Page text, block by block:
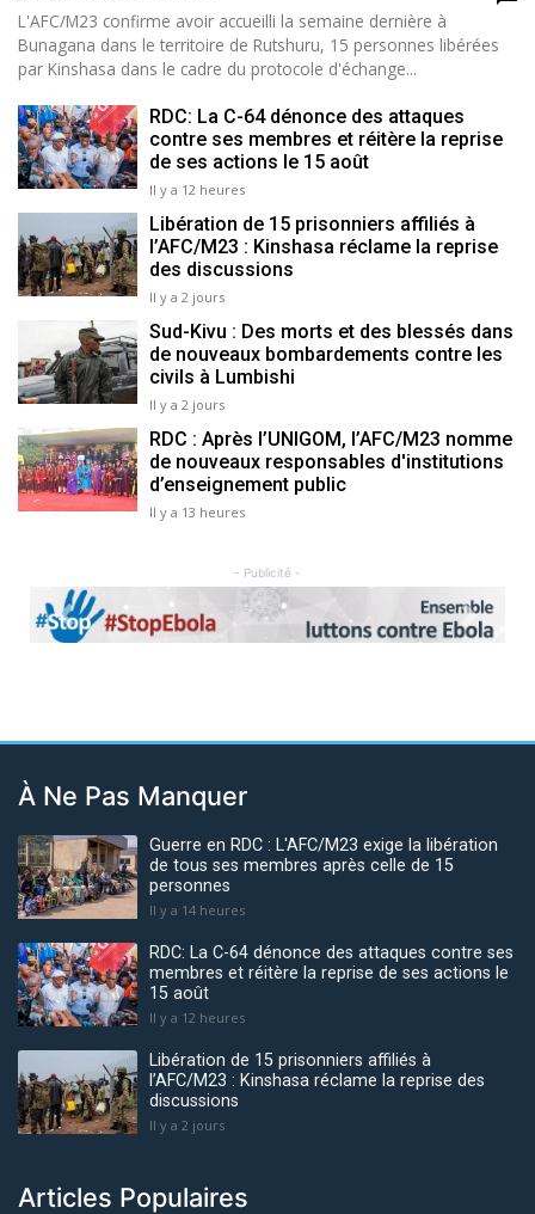
L'AFC/M23 confirme avoir accueilli la semaine dernière à
Bunagana dans le territoire de Rutshuru, 15 personnes libérées
par Kinshasa dans le cadre du protocole d'échange...
RDC: La C-64 dénonce des attaques
contre ses membres et réitère la reprise
de ses actions le 15 août
Il y a 12 heures
Libération de 15 prisonniers affiliés à
l’AFC/M23 : Kinshasa réclame la reprise
des discussions
Il y a 2 jours
Sud-Kivu : Des morts et des blessés dans
de nouveaux bombardements contre les
civils à Lumbishi
Il y a 2 jours
RDC : Après l’UNIGOM, l’AFC/M23 nomme
de nouveaux responsables d'institutions
d’enseignement public
Il y a 13 heures
- Publicité -
Previous Next
À Ne Pas Manquer
Guerre en RDC : L'AFC/M23 exige la libération
de tous ses membres après celle de 15
personnes
Il y a 14 heures
RDC: La C-64 dénonce des attaques contre ses
membres et réitère la reprise de ses actions le
15 août
Il y a 12 heures
Libération de 15 prisonniers affiliés à
l’AFC/M23 : Kinshasa réclame la reprise des
discussions
Il y a 2 jours
Articles Populaires